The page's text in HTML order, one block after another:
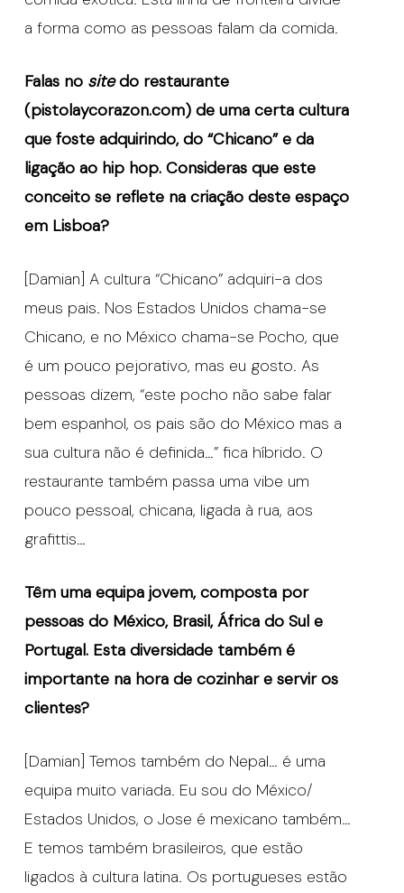
a forma como as pessoas falam da comida.
Falas no sitedo restaurante
(pistolaycorazon.com) de uma certa cultura
que foste adquirindo, do “Chicano” e da
ligação ao hip hop. Consideras que este
conceito se reflete na criação deste espaço
em Lisboa?
[Damian] A cultura “Chicano” adquiri-a dos
meus pais. Nos Estados Unidos chama-se
Chicano, e no México chama-se Pocho, que
é um pouco pejorativo, mas eu gosto. As
pessoas dizem, “este pocho não sabe falar
bem espanhol, os pais são do México mas a
sua cultura não é definida…” fica híbrido. O
restaurante também passa uma vibe um
pouco pessoal, chicana, ligada à rua, aos
grafittis…
Têm uma equipa jovem, composta por
pessoas do México, Brasil, África do Sul e
Portugal. Esta diversidade também é
importante na hora de cozinhar e servir os
clientes?
[Damian] Temos também do Nepal… é uma
equipa muito variada. Eu sou do México/
Estados Unidos, o Jose é mexicano também…
E temos também brasileiros, que estão
ligados à cultura latina. Os portugueses estão